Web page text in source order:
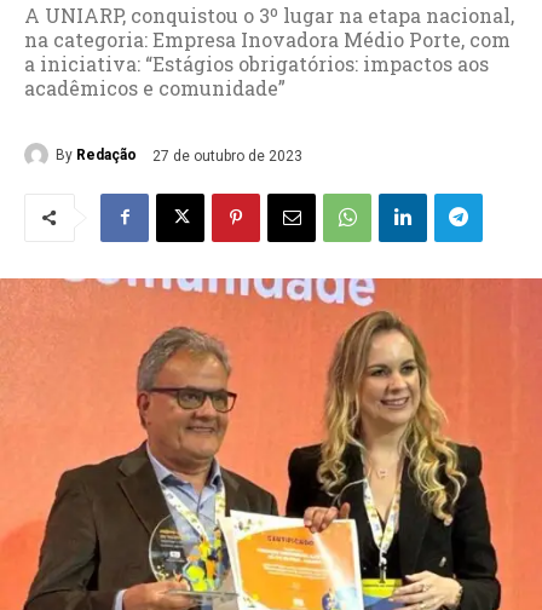
A UNIARP, conquistou o 3º lugar na etapa nacional,
na categoria: Empresa Inovadora Médio Porte, com
a iniciativa: “Estágios obrigatórios: impactos aos
acadêmicos e comunidade”
By Redação 27 de outubro de 2023